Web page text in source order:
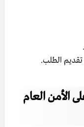
تقديم الطلب.
الأمن العام